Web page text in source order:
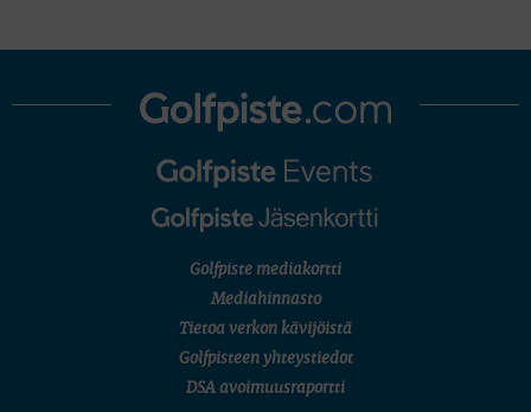
Golfpiste mediakortti
Mediahinnasto
Tietoa verkon kävijöistä
Golfpisteen yhteystiedot
DSA avoimuusraportti